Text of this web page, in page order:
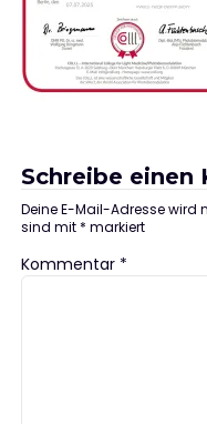
Schreibe einen
Deine E-Mail-Adresse wird
sind mit * markiert
Kommentar *